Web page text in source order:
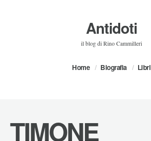
Antidoti
il blog di Rino Cammilleri
Home Biografia Libri
TIMONE